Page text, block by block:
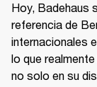
Hoy, Badehaus
referencia de
internacionales
lo que
no solo en su